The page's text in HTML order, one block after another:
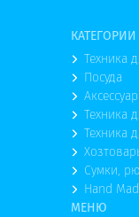
КАТЕГОРИИ
Техника
Посуда
Техника
Техника
Сумки,
Hand
МЕНЮ